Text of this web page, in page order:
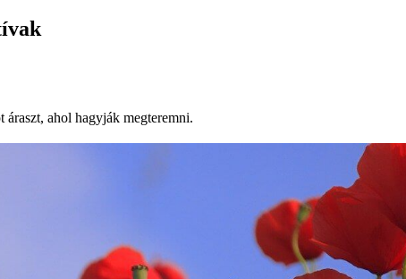
ahol hagyják megteremni.